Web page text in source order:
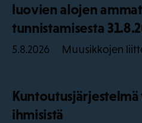
luovien alojen
tunnistamisesta
5.8.2026 Muusikkojen
ihmisistä